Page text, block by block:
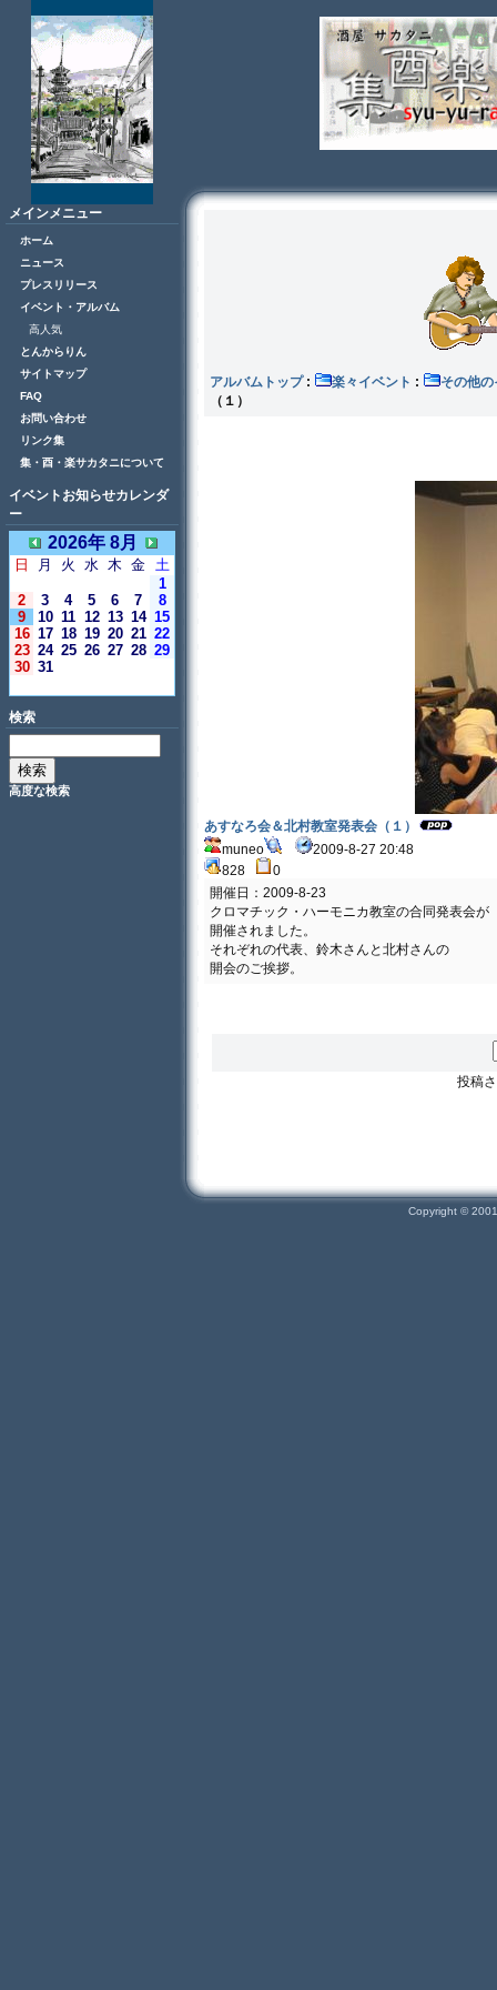
メインメニュー
ホーム
ニュース
プレスリリース
イベント・アルバム
高人気
とんからりん
サイトマップ
FAQ
お問い合わせ
リンク集
集・酉・楽サカタニについて
イベントお知らせカレンダ
ー
2026年 8月
日 月 火 水 木 金 土
1
2
3 4 5 6 7
8
9
10 11 12 13 14 15
16 17 18 19 20 21 22
23 24 25 26 27 28 29
30 31
検索
高度な検索
アルバムトップ: 楽々イベント :
その
（１）
あすなろ会＆北村教室発表会（１）
muneo
2009-8-27 20:48
828
0
開催日：2009-8-23
クロマチック・ハーモニカ教室の合同発表会が
開催されました。
それぞれの代表、鈴木さんと北村さんの
開会のご挨拶。
投稿
Copyright ©